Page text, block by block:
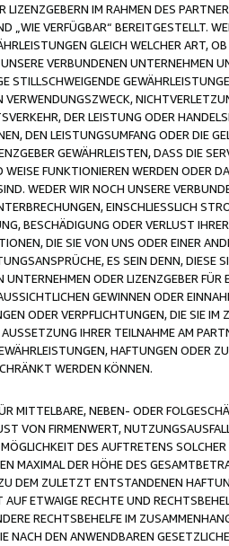
IM RAHMEN DES
„WIE VERFÜGBAR“ BEREITGESTELLT.
GLEICH WELCHER ART,
VERBUNDENEN UNTERNEHMEN
STILLSCHWEIGENDE
DER LEISTUNG ODER
DEN LEISTUNGSUMFANG ODER DIE
GEWÄHRLEISTEN, DASS DIE
FUNKTIONIEREN WERDEN ODER
WEDER WIR NOCH UNSERE
EINSCHLIESSLICH
BESCHÄDIGUNG ODER VERLUST
DIE SIE VON UNS ODER EINER
ES SEIN DENN, DIESE
ODER LIZENZGEBER
GEWINNEN ODER
ODER VERPFLICHTUNGEN, DIE SIE IM
IHRER TEILNAHME AM
HAFTUNGEN ODER
WERDEN KÖNNEN.
MITTELBARE, NEBEN- ODER
VON FIRMENWERT,
DES AUFTRETENS
DER HÖHE DES
DEM ZULETZT ENTSTANDENEN
ETWAIGE RECHTE UND
RECHTSBEHELFE IM
NACH DEN ANWENDBAREN